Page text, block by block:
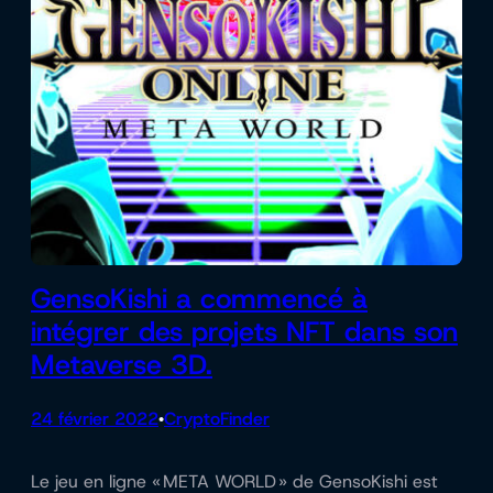
GensoKishi a commencé à
intégrer des projets NFT dans son
Metaverse 3D.
24 février 2022•CryptoFinder
Le jeu en ligne « META WORLD » de GensoKishi est